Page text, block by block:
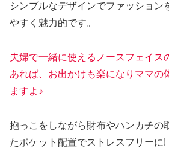
シンプルなデザインでファッション
やすく魅力的です。
夫婦で一緒に使えるノースフェイス
あれば、お出かけも楽になりママの
ますよ♪
抱っこをしながら財布やハンカチの
たポケット配置でストレスフリーに!